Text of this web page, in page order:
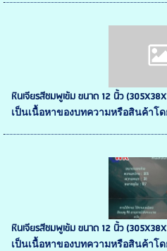
หินเจียรสีชมพูเข้ม ขนาด 12 นิ้ว
เป็นเนื้อหาของบทความหรือสินค้าโ
หินเจียรสีชมพูเข้ม ขนาด 12 นิ้ว
เป็นเนื้อหาของบทความหรือสินค้าโ